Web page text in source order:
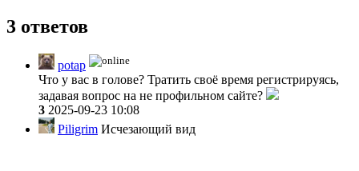
3 ответов
potap
Что у вас в голове? Тратить своё время регистрируясь,
задавая вопрос на не профильном сайте?
3 2025-09-23 10:08
Piligrim Исчезающий вид